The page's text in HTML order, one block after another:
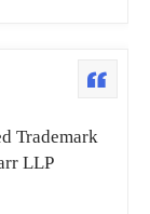
Trademark
LLP